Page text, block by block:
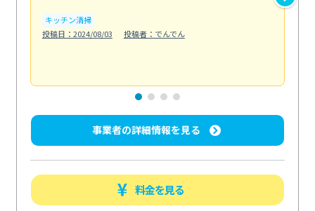
キッチン清掃
投稿日：2024/08/03
投稿者：でんでん
事業者の詳細情報を見る
料金を見る